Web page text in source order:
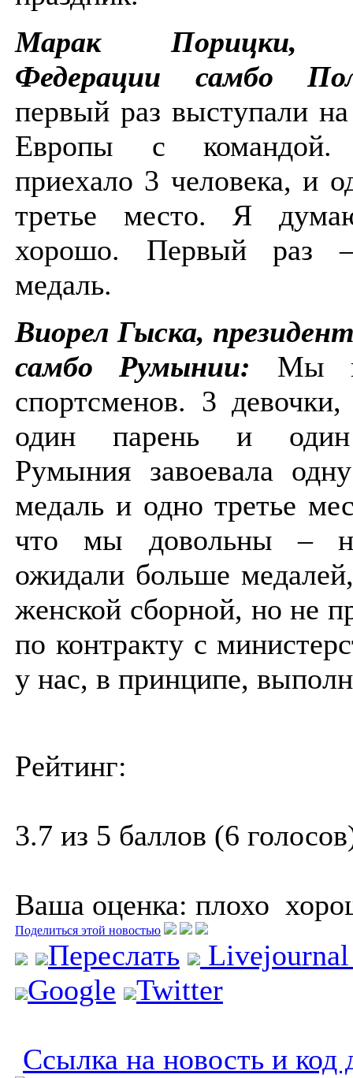
Марак Порицки,
Федерации самбо
первый раз выступали
Европы с
приехало 3 человека, и
третье место. Я
хорошо. Первый раз
медаль.
Виорел Гыска,
самбо Румынии: Мы
спортсменов. 3
один парень и
Румыния завоевала
медаль и одно третье
что мы довольны –
ожидали больше
женской сборной, но не
по контракту с
у нас, в принципе,
Рейтинг:
3.7 из 5 баллов (6
Ваша оценка: плохо
Поделиться этой новостью
Переслать
Google
Twitter
Ссылка на новость и код